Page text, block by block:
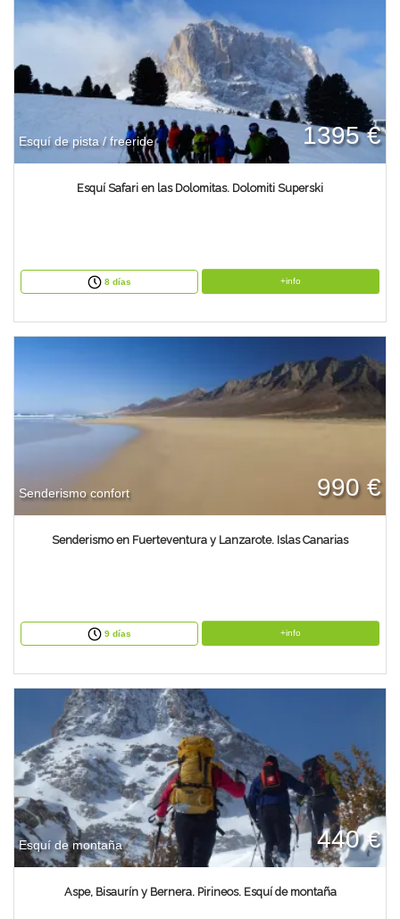
Esquí de pista / freeride 1395 €
Esquí Safari en las Dolomitas. Dolomiti Superski
8 días +info
Senderismo confort 990 €
Senderismo en Fuerteventura y Lanzarote. Islas Canarias
9 días +info
Esquí de montaña 440 €
Aspe, Bisaurín y Bernera. Pirineos. Esquí de montaña